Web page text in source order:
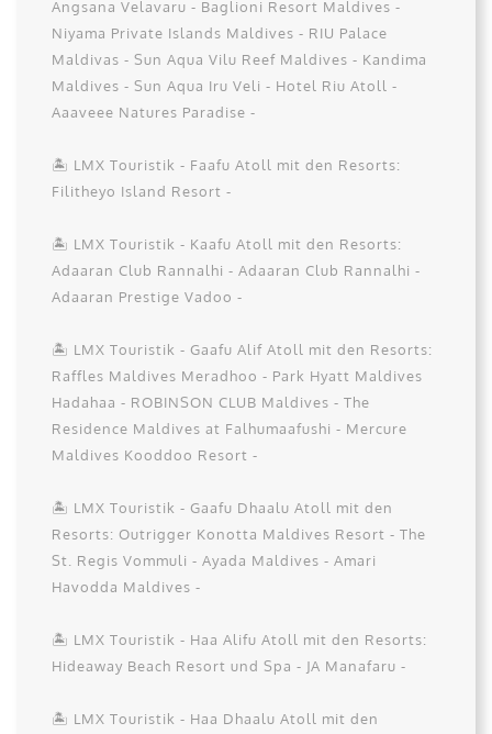
Angsana Velavaru - Baglioni Resort Maldives -
Niyama Private Islands Maldives - RIU Palace
Maldivas - Sun Aqua Vilu Reef Maldives - Kandima
Maldives - Sun Aqua Iru Veli - Hotel Riu Atoll -
Aaaveee Natures Paradise -
🏝️ LMX Touristik - Faafu Atoll mit den Resorts:
Filitheyo Island Resort -
🏝️ LMX Touristik - Kaafu Atoll mit den Resorts:
Adaaran Club Rannalhi - Adaaran Club Rannalhi -
Adaaran Prestige Vadoo -
🏝️ LMX Touristik - Gaafu Alif Atoll mit den Resorts:
Raffles Maldives Meradhoo - Park Hyatt Maldives
Hadahaa - ROBINSON CLUB Maldives - The
Residence Maldives at Falhumaafushi - Mercure
Maldives Kooddoo Resort -
🏝️ LMX Touristik - Gaafu Dhaalu Atoll mit den
Resorts: Outrigger Konotta Maldives Resort - The
St. Regis Vommuli - Ayada Maldives - Amari
Havodda Maldives -
🏝️ LMX Touristik - Haa Alifu Atoll mit den Resorts:
Hideaway Beach Resort und Spa - JA Manafaru -
🏝️ LMX Touristik - Haa Dhaalu Atoll mit den